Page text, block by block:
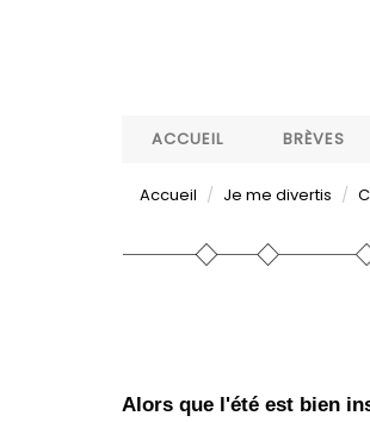
ACCUEIL
BRÈVES
Accueil Je me divertis
Alors que l'été est bien